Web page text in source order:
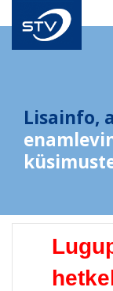
Lisainfo,